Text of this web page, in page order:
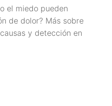
el miedo pueden
de dolor? Más sobre
y detección en